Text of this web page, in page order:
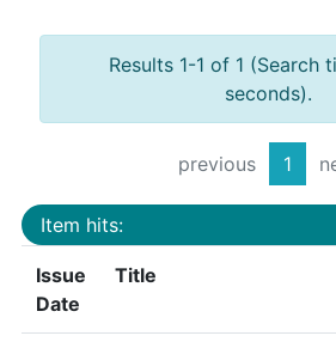
Results 1-1 of 1 (Search
seconds).
previous 1
Item hits:
Issue
Date
Title